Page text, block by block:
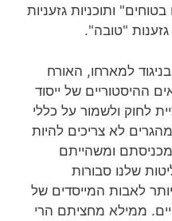
ותוכניות גזעניות
"טובה".
בניגוד למארחו, האורח
ההיסטוריים של ייסוד
לחוק ולשמור על כללי
לא צריכים להיות
ומשהייתם
שלנו סבורות
לאבות המייסדים של
ממילא מחציתם הרי